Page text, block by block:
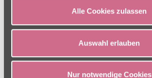
Alle Cookies zulassen
Auswahl erlauben
Nur notwendige Cookies
ADRESSE